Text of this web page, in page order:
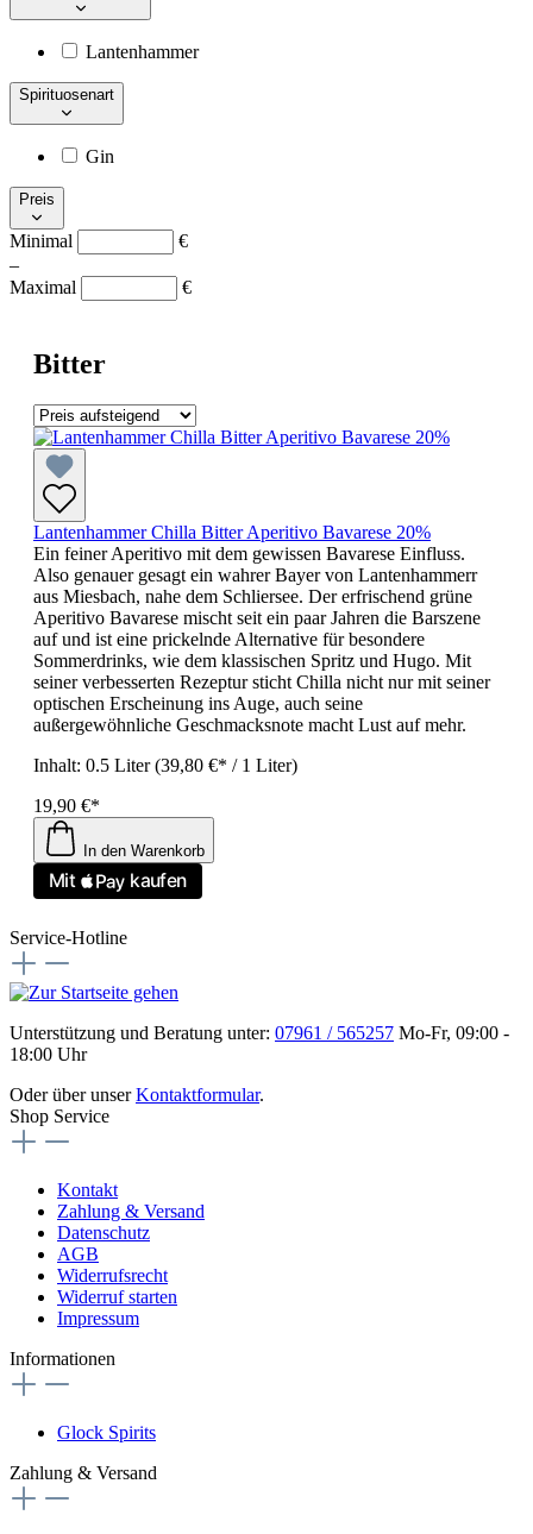
Lantenhammer
Spirituosenart
Gin
Preis
Minimal
€
–
Maximal
€
Bitter
Lantenhammer Chilla Bitter Aperitivo Bavarese 20%
Ein feiner Aperitivo mit dem gewissen Bavarese Einfluss.
Also genauer gesagt ein wahrer Bayer von Lantenhammerr
aus Miesbach, nahe dem Schliersee. Der erfrischend grüne
Aperitivo Bavarese mischt seit ein paar Jahren die Barszene
auf und ist eine prickelnde Alternative für besondere
Sommerdrinks, wie dem klassischen Spritz und Hugo. Mit
seiner verbesserten Rezeptur sticht Chilla nicht nur mit seiner
optischen Erscheinung ins Auge, auch seine
außergewöhnliche Geschmacksnote macht Lust auf mehr.
Inhalt: 0.5 Liter(39,80 €* / 1 Liter)
19,90 €*
In den Warenkorb
Service-Hotline
Unterstützung und Beratung unter: 07961 / 565257 Mo-Fr, 09:00 -
18:00 Uhr
Oder über unserKontaktformular.
Shop Service
Kontakt
Zahlung & Versand
Datenschutz
AGB
Widerrufsrecht
Widerruf starten
Impressum
Informationen
Glock Spirits
Zahlung & Versand